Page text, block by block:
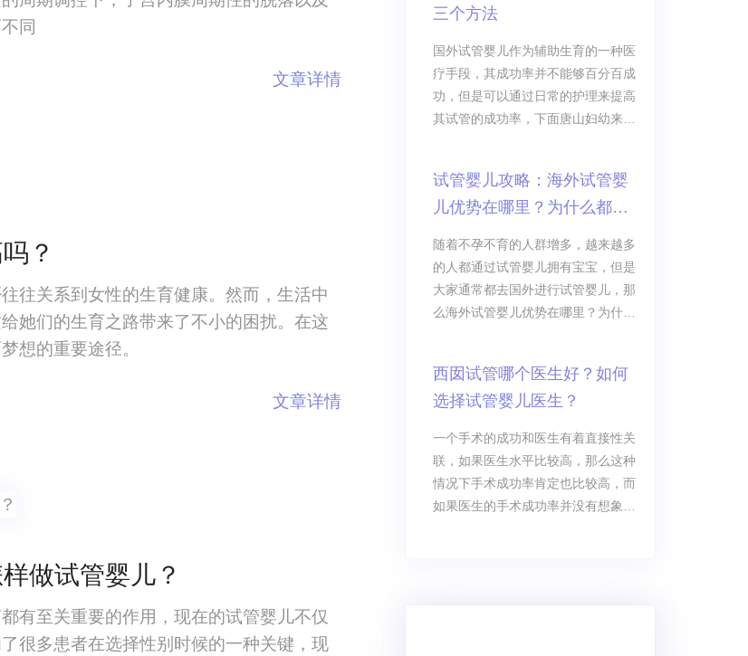
同
文章详情
？
往关系到女性的生育健康。然而，生活中
她们的生育之路带来了不小的困扰。在这
想的重要途径。
文章详情
做试管婴儿？
有至关重要的作用，现在的试管婴儿不仅
很多患者在选择性别时候的一种关键，现
三个方法
国外试管婴儿作为辅助生育的一种医
疗手段，其成功率并不能够百分百成
功，但是可以通过日常的护理来提高
其试管的成功率，下面唐山妇幼来为
试管婴儿攻略：海外试管婴
儿优势在哪里？为什么都选
择国外？
随着不孕不育的人群增多，越来越多
的人都通过试管婴儿拥有宝宝，但是
大家通常都去国外进行试管婴儿，那
么海外试管婴儿优势在哪里？为什么
西囡试管哪个医生好？如何
选择试管婴儿医生？
一个手术的成功和医生有着直接性关
联，如果医生水平比较高，那么这种
情况下手术成功率肯定也比较高，而
如果医生的手术成功率并没有想象中